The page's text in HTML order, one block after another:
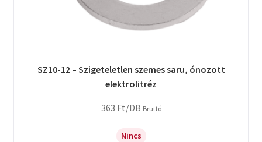
SZ10-12 – Szigeteletlen szemes saru, ónozott
elektrolitréz
363 Ft/DB Bruttó
Nincs